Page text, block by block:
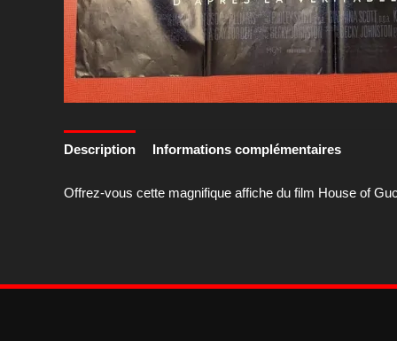
Description Informations complémentaires
Offrez-vous cette magnifique affiche du film House of